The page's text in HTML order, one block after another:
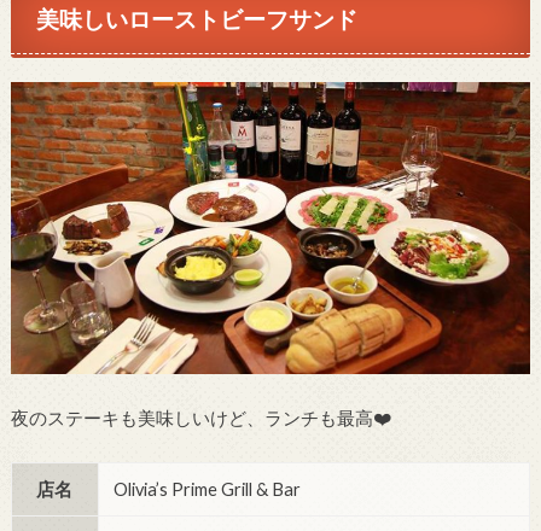
美味しいローストビーフサンド
夜のステーキも美味しいけど、ランチも最高❤️
店名 Olivia’s Prime Grill & Bar